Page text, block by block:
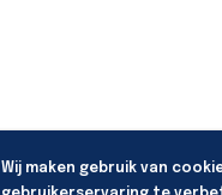
Wij maken gebruik van